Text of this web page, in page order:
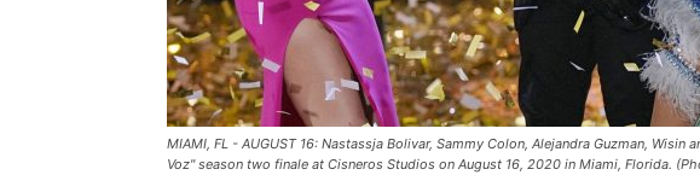
MIAMI, FL - AUGUST 16: Nastassja Bolivar, Sammy Colon, Alejandra Guzman, Wisin
Voz" season two finale at Cisneros Studios on August 16, 2020 in Miami, Florida.